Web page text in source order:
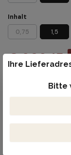
Inhalt
0,75
1,5
€ 203,15
Sofort verfügbar,
Produkt Anzahl: Gib den
Ihre
Bitte